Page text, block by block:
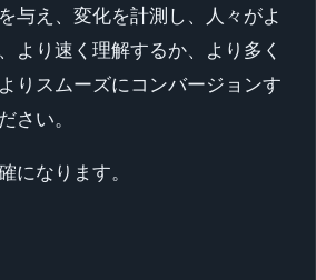
与え、変化を計測し、人々がよ
より速く理解するか、より多く
りスムーズにコンバージョンす
さい。
になります。